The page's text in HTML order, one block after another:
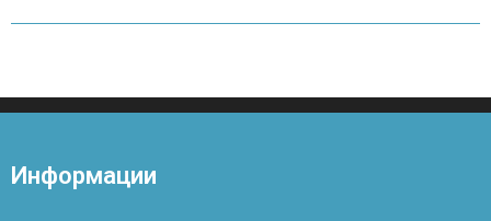
Информации